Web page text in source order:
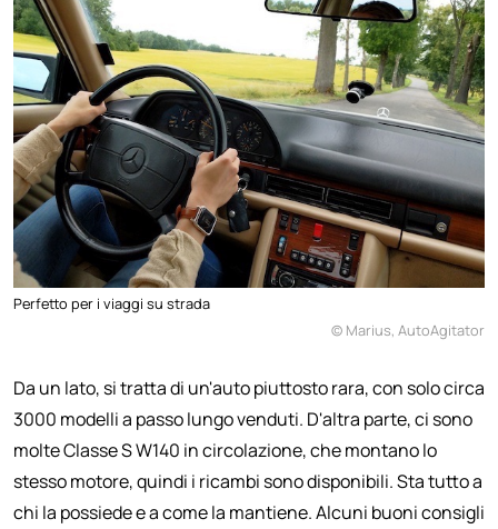
Perfetto per i viaggi su strada
© Marius, AutoAgitator
Da un lato, si tratta di un'auto piuttosto rara, con solo circa
3000 modelli a passo lungo venduti. D'altra parte, ci sono
molte Classe S W140 in circolazione, che montano lo
stesso motore, quindi i ricambi sono disponibili. Sta tutto a
chi la possiede e a come la mantiene. Alcuni buoni consigli